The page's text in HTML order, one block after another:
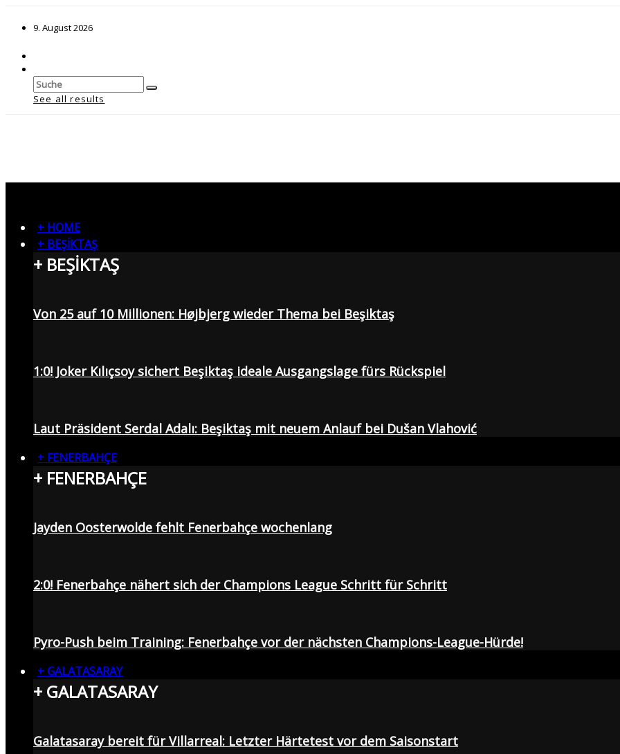
9. August 2026
See all results
+ HOME
+ BEŞİKTAŞ
+ BEŞİKTAŞ
Von 25 auf 10 Millionen: Højbjerg wieder Thema bei Beşiktaş
1:0! Joker Kılıçsoy sichert Beşiktaş ideale Ausgangslage fürs Rückspiel
Laut Präsident Serdal Adalı: Beşiktaş mit neuem Anlauf bei Dušan Vlahović
+ FENERBAHÇE
+ FENERBAHÇE
Jayden Oosterwolde fehlt Fenerbahçe wochenlang
2:0! Fenerbahçe nähert sich der Champions League Schritt für Schritt
Pyro-Push beim Training: Fenerbahçe vor der nächsten Champions-League-Hürde!
+ GALATASARAY
+ GALATASARAY
Galatasaray bereit für Villarreal: Letzter Härtetest vor dem Saisonstart